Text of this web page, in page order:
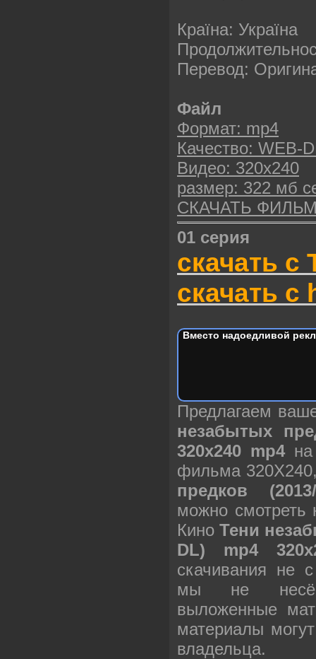
Країна: Україна
Перевод:
Файл
Формат: mp4
Качество: WEB-
Видео: 320х240
размер: 322 мб
СКАЧАТЬ
01 серия
скачать с
скачать с
Вместо надоедливой
Предлагаем
незабытых
320х240 mp4на
фильма
предков
можно
Кино Тени
DL) mp4
скачивания не
мы не несём
выложенные
материалы
владельца.